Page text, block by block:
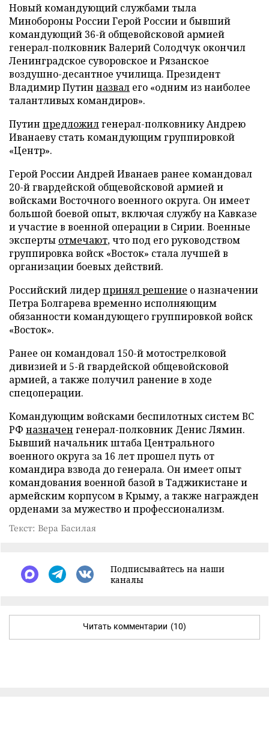
Новый командующий службами тыла
Минобороны России Герой России и бывший
командующий 36-й общевойсковой армией
генерал-полковник Валерий Солодчук окончил
Ленинградское суворовское и Рязанское
воздушно-десантное училища. Президент
Владимир Путин назвал его «одним из наиболее
талантливых командиров».
Путин предложилгенерал-полковнику Андрею
Иванаеву стать командующим группировкой
«Центр».
Герой России Андрей Иванаев ранее командовал
20-й гвардейской общевойсковой армией и
войсками Восточного военного округа. Он имеет
большой боевой опыт, включая службу на Кавказе
и участие в военной операции в Сирии. Военные
эксперты отмечают, что под его руководством
группировка войск «Восток» стала лучшей в
организации боевых действий.
Российский лидерпринял решение о назначении
Петра Болгарева временно исполняющим
обязанности командующего группировкой войск
«Восток».
Ранее он командовал 150-й мотострелковой
дивизией и 5-й гвардейской общевойсковой
армией, а также получил ранение в ходе
спецоперации.
Командующим войсками беспилотных систем ВС
РФ назначен генерал-полковник Денис Лямин.
Бывший начальник штаба Центрального
военного округа за 16 лет прошел путь от
командира взвода до генерала. Он имеет опыт
командования военной базой в Таджикистане и
армейским корпусом в Крыму, а также награжден
орденами за мужество и профессионализм.
Текст: Вера Басилая
Подписывайтесь на наши
каналы
Читать комментарии (10)